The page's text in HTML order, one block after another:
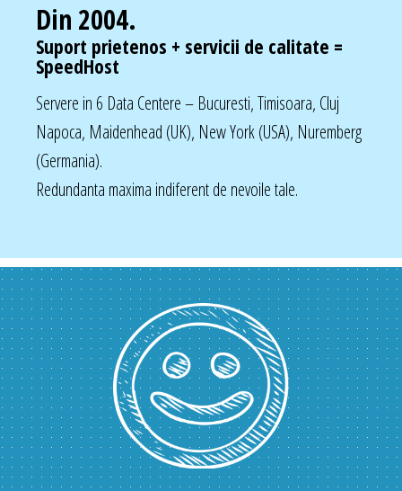
Din 2004.
Suport prietenos + servicii de calitate =
SpeedHost
Servere in 6 Data Centere – Bucuresti, Timisoara, Cluj
Napoca, Maidenhead (UK), New York (USA), Nuremberg
(Germania).
Redundanta maxima indiferent de nevoile tale.